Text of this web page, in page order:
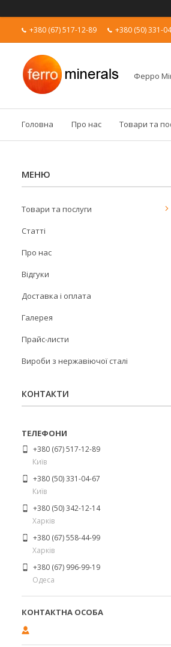
+380 (67) 517-12-89 +380 (50) 331-
Ферро
Головна Про нас Товари та
Товари та послуги
Статті
Про нас
Відгуки
Доставка і оплата
Галерея
Прайс-листи
Вироби з нержавіючої сталі
КОНТАКТИ
+380 (67) 517-12-89
Київ
+380 (50) 331-04-67
Київ
+380 (50) 342-12-14
Харків
+380 (67) 558-44-99
Харків
+380 (67) 996-99-19
Одеса